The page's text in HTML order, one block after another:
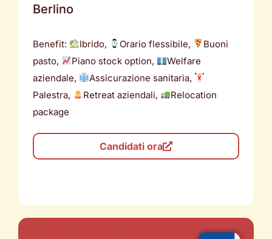
Berlino
Benefit: Ibrido, Orario flessibile,
Buoni
pasto,
Piano stock option,
Welfare
aziendale,
Assicurazione sanitaria,
Palestra,
Retreat aziendali,
Relocation
package
Candidati ora